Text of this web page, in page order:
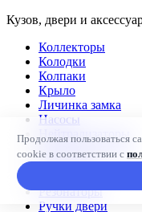
Кузов, двери и
Коллекторы
Колодки
Колпаки
Крыло
Личинка замка
Насосы
Приемные трубы
Прокладки
Резонаторы
Ручки двери
Продолжая пользоваться
cookie в соответствии с